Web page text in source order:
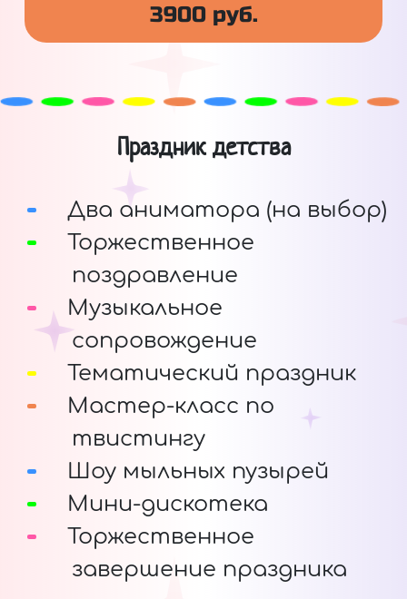
3900 руб.
Праздник детства
Два аниматора (на выбор)
Торжественное
поздравление
Музыкальное
сопровождение
Тематический праздник
Мастер-класс по
твистингу
Шоу мыльных пузырей
Мини-дискотека
Торжественное
завершение праздника